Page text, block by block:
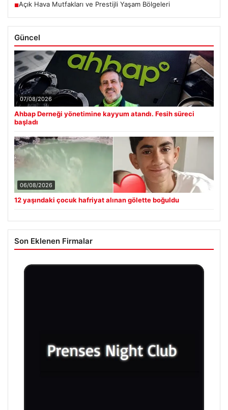
■Açık Hava Mutfakları ve Prestijli Yaşam Bölgeleri
Güncel
07/08/2026
Ahbap Derneği yönetimine kayyum atandı. Fesih süreci
başladı
06/08/2026
12 yaşındaki çocuk hafriyat alınan gölette boğuldu
Son Eklenen Firmalar